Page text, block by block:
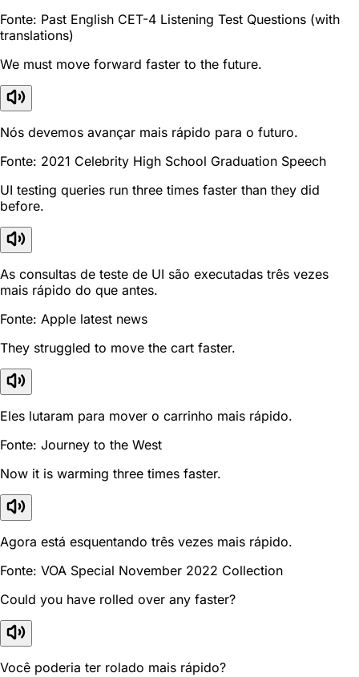
Fonte: Past English CET-4 Listening Test Questions (with
translations)
We must move forward faster to the future.
Nós devemos avançar mais rápido para o futuro.
Fonte: 2021 Celebrity High School Graduation Speech
UI testing queries run three times faster than they did
before.
As consultas de teste de UI são executadas três vezes
mais rápido do que antes.
Fonte: Apple latest news
They struggled to move the cart faster.
Eles lutaram para mover o carrinho mais rápido.
Fonte: Journey to the West
Now it is warming three times faster.
Agora está esquentando três vezes mais rápido.
Fonte: VOA Special November 2022 Collection
Could you have rolled over any faster?
Você poderia ter rolado mais rápido?